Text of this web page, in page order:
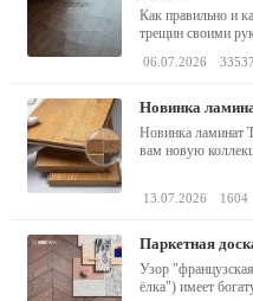
Как правильно и
трещин своими
06.07.2026 33537
новинка
Новинка ламинат
вам новую
13.07.2026 1604
паркетная
Узор
ёлка") имеет